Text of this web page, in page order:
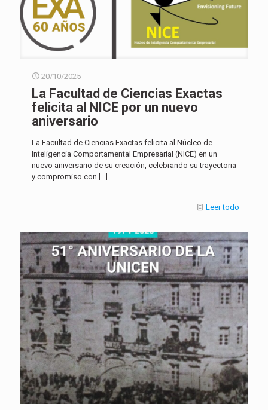
20/10/2025
La Facultad de Ciencias Exactas
felicita al NICE por un nuevo
aniversario
La Facultad de Ciencias Exactas felicita al Núcleo de
Inteligencia Comportamental Empresarial (NICE) en un
nuevo aniversario de su creación, celebrando su trayectoria
y compromiso con […]
Leer todo